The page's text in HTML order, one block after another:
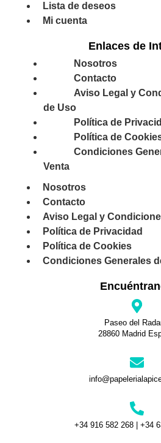
Lista de deseos
Mi cuenta
Enlaces de
Nosotros
Contacto
Aviso Legal y
de Uso
Política de
Política de
Condiciones
Venta
Nosotros
Contacto
Aviso Legal y
Política de Privacidad
Política de Cookies
Condiciones Generales
Paseo del
28860 Madrid
+34 916 582 268 | +34